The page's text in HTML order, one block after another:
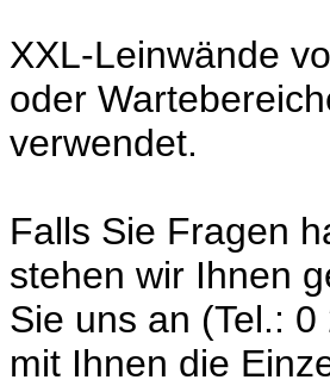
XXL-Leinwände
oder
verwendet.
Falls Sie Fragen
stehen wir Ihnen
Sie uns an (Tel.:
mit Ihnen die